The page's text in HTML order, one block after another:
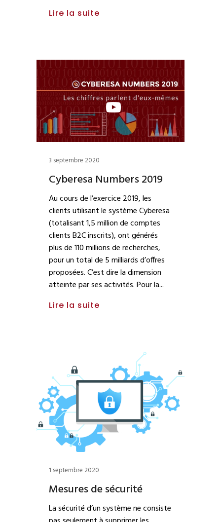
Lire la suite
3 septembre 2020
Cyberesa Numbers 2019
Au cours de l’exercice 2019, les
clients utilisant le système Cyberesa
(totalisant 1,5 million de comptes
clients B2C inscrits), ont générés
plus de 110 millions de recherches,
pour un total de 5 milliards d’offres
proposées. C’est dire la dimension
atteinte par ses activités. Pour la
Lire la suite
1 septembre 2020
Mesures de sécurité
La sécurité d’un système ne consiste